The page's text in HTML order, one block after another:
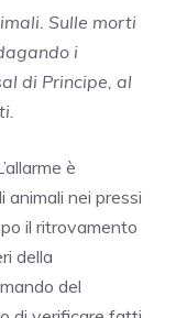
Sulle morti
i
di Principe, al
è
nei pressi
il ritrovamento
della
del